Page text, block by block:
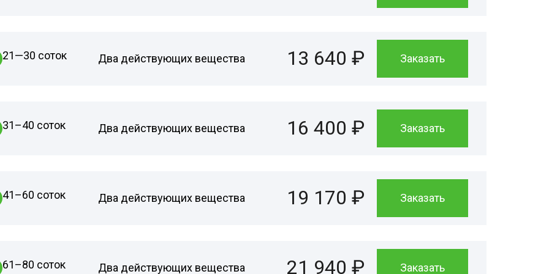
21—30 соток Два действующих вещества 13 640 ₽ Заказать
31–40 соток Два действующих вещества 16 400 ₽ Заказать
41–60 соток Два действующих вещества 19 170 ₽ Заказать
61–80 соток Два действующих вещества 21 940 ₽ Заказать